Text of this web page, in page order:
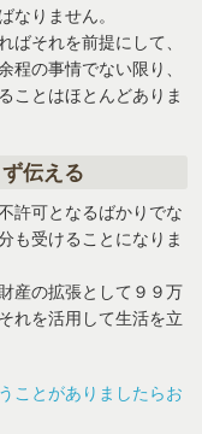
なりません。
それを前提にして、
程の事情でない限り、
ことはほとんどありま
伝える
許可となるばかりでな
も受けることになりま
産の拡張として９９万
れを活用して生活を立
ことがありましたらお